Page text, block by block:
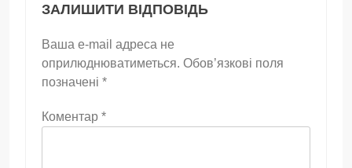
ЗАЛИШИТИ ВІДПОВІДЬ
Ваша e-mail адреса не
оприлюднюватиметься. Обов’язкові поля
позначені *
Коментар *